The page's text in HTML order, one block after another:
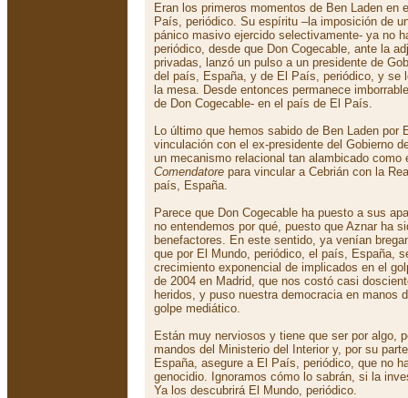
Eran los primeros momentos de Ben Laden en
País, periódico. Su espíritu –la imposición de
pánico masivo ejercido selectivamente- ya no
periódico, desde que Don Cogecable, ante la
privadas, lanzó un pulso a un presidente de
del país, España, y de El País, periódico, y se
la mesa. Desde entonces permanece
de Don Cogecable- en el país de El País.
Lo último que hemos sabido de Ben Laden por
vinculación con el ex-presidente del Gobierno
un mecanismo relacional tan alambicado
Comendatore para vincular a Cebrián con la
país, España.
Parece que Don Cogecable ha puesto a sus
no entendemos por qué, puesto que Aznar ha
benefactores. En este sentido, ya venían
que por El Mundo, periódico, el país, España,
crecimiento exponencial de implicados en el
de 2004 en Madrid, que nos costó casi
heridos, y puso nuestra democracia en manos
golpe mediático.
Están muy nerviosos y tiene que ser por algo,
mandos del Ministerio del Interior y, por su
España, asegure a El País, periódico, que no
genocidio. Ignoramos cómo lo sabrán, si la
Ya los descubrirá El Mundo, periódico.